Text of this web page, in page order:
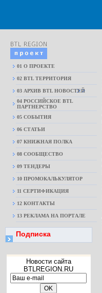
01 О ПРОЕКТЕ
02 BTL ТЕРРИТОРИЯ
03 АРХИВ BTL НОВОСТЕЙ
04 РОССИЙСКОЕ BTL
ПАРТНЕРСТВО
05 СОБЫТИЯ
06 СТАТЬИ
07 КНИЖНАЯ ПОЛКА
08 CООБЩЕСТВО
09 ТЕНДЕРЫ
10 ПРОМОКАЛЬКУЛЯТОР
11 СЕРТИФИКАЦИЯ
12 КОНТАКТЫ
13 РЕКЛАМА НА ПОРТАЛЕ
Подписка
Новости сайта
BTLREGION.RU